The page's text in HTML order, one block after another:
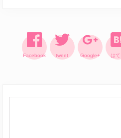
Facebook tweet Google+ は
Interactions
Sidebar